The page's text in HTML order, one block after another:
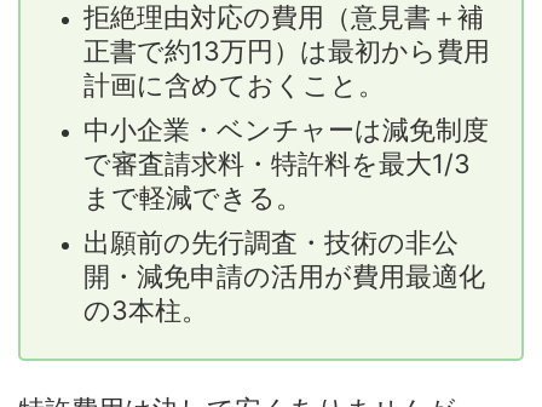
拒絶理由対応の費用（意見書＋補
正書で約13万円）は最初から費用
計画に含めておくこと。
中小企業・ベンチャーは減免制度
で審査請求料・特許料を最大1/3
まで軽減できる。
出願前の先行調査・技術の非公
開・減免申請の活用が費用最適化
の3本柱。